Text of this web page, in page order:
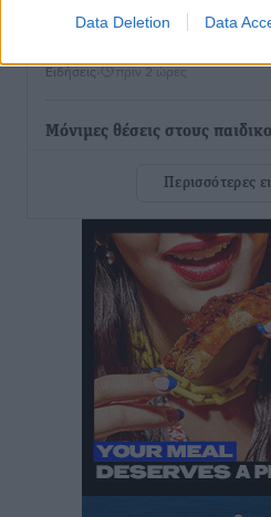
Data Deletion Data
Συνεχίζεται η έξοδος του
Ειδήσεις• πριν 2 ώρες
Μόνιμες θέσεις στους
για τους δήμους
Δεύτερη πηγή εισοδήματος
ψαράδες ο αλιευτικός
Ειδήσεις• πριν 3 ώρες
Μαρία Εκμεκτσίογλου: Η
μεγαλύτερο στήριγμα μου –
Μονή Πανορμίτη
Τοπικές Ειδήσεις• πριν 3 ώρες
Περισσότερες